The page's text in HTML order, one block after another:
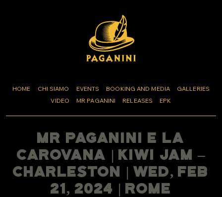
HOME CHI SIAMO EVENTS BOOKING AND MEDIA
GALLERIES
VIDEO
MR PAGANINI RELEASES EPK
Mr Paganini E La
Carovana | Kiwi Jam –
Charleston | Wed, Feb
21, 2024 | Rome